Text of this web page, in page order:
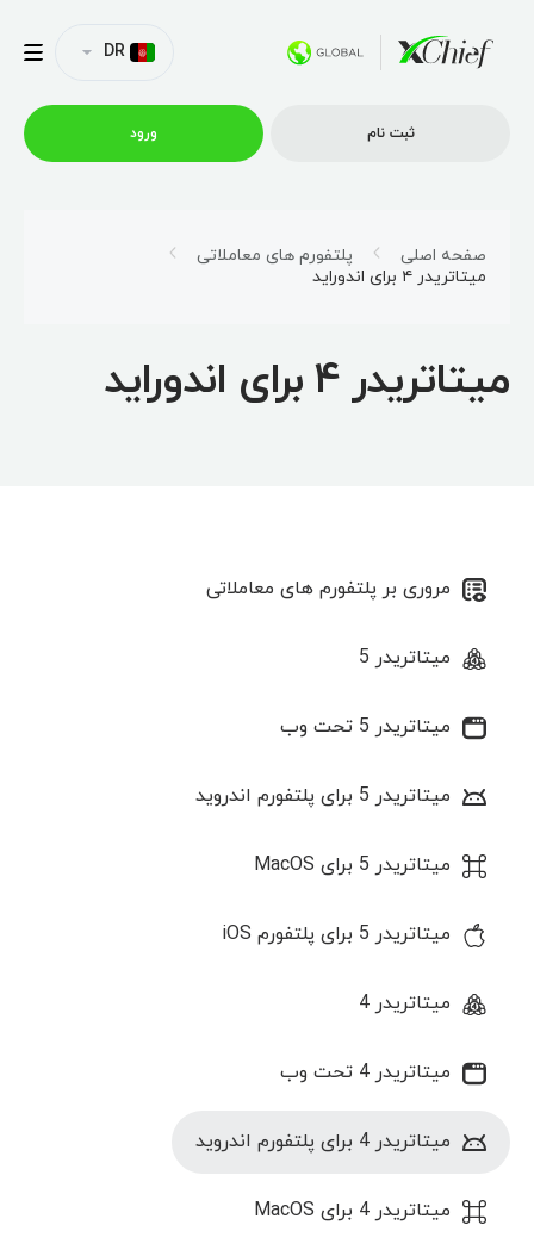
امتیازات
DR
ثبت نام ورود
صفحه اصلی
پلتفورم های معاملاتی
میتاتریدر ۴ برای اندوراید
میتاتریدر ۴ برای اندوراید
مروری بر پلتفورم های معاملاتی
میتاتریدر 5
میتاتریدر 5 تحت وب
میتاتریدر 5 برای پلتفورم اندروید
میتاتریدر 5 برای MacOS
میتاتریدر 5 برای پلتفورم iOS
میتاتریدر 4
میتاتریدر 4 تحت وب
میتاتریدر 4 برای پلتفورم اندروید
میتاتریدر 4 برای MacOS